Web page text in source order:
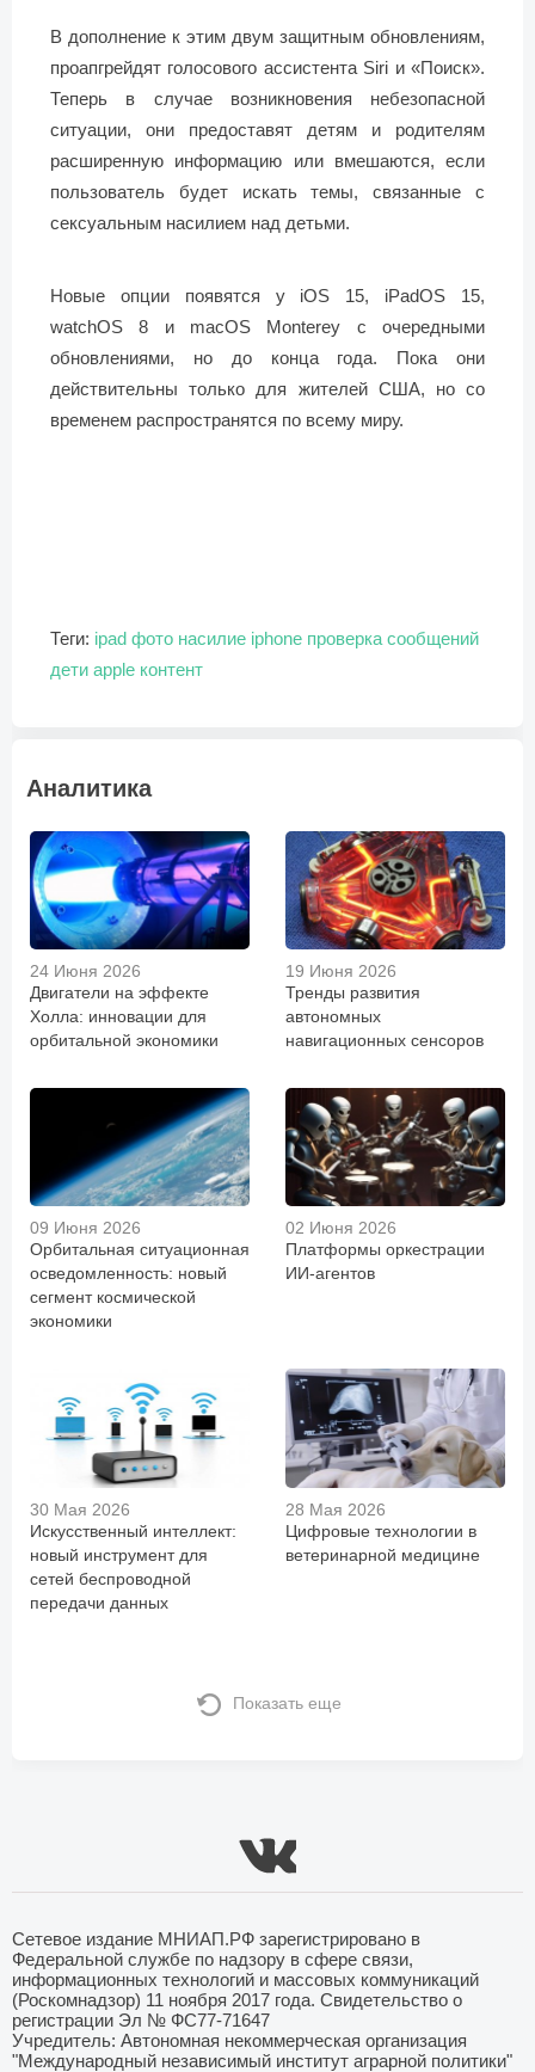
В дополнение к этим двум защитным обновлениям,
проапгрейдят голосового ассистента Siri и «Поиск».
Теперь в случае возникновения небезопасной
ситуации, они предоставят детям и родителям
расширенную информацию или вмешаются, если
пользователь будет искать темы, связанные с
сексуальным насилием над детьми.
Новые опции появятся у iOS 15, iPadOS 15,
watchOS 8 и macOS Monterey с очередными
обновлениями, но до конца года. Пока они
действительны только для жителей США, но со
временем распространятся по всему миру.
Теги: ipad фото насилие iphone проверка сообщений
дети apple контент
Аналитика
24 Июня 2026
Двигатели на эффекте
Холла: инновации для
орбитальной экономики
19 Июня 2026
Тренды развития
автономных
навигационных сенсоров
09 Июня 2026
Орбитальная ситуационная
осведомленность: новый
сегмент космической
экономики
02 Июня 2026
Платформы оркестрации
ИИ-агентов
30 Мая 2026
Искусственный интеллект:
новый инструмент для
сетей беспроводной
передачи данных
28 Мая 2026
Цифровые технологии в
ветеринарной медицине
Показать еще
Сетевое издание МНИАП.РФ зарегистрировано в
Федеральной службе по надзору в сфере связи,
информационных технологий и массовых коммуникаций
(Роскомнадзор) 11 ноября 2017 года. Свидетельство о
регистрации Эл № ФС77-71647
Учредитель: Автономная некоммерческая организация
"Международный независимый институт аграрной политики"